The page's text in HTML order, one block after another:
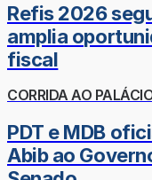
Refis 2026
amplia
fiscal
CORRIDA AO
PDT e MDB
Abib ao